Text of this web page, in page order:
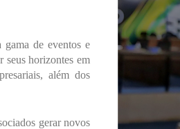
de eventos e
seus horizontes em
além dos
gerar novos